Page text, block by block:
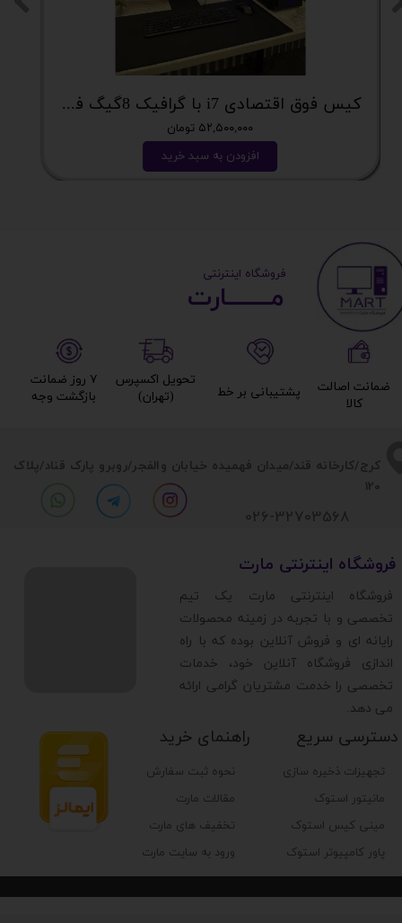
کیس فوق اقتصادی i7 با گرافیک 8گیگ فوق اکونومی کد 2162
۵۲,۵۰۰,۰۰۰ تومان
افزودن به سبد خرید
​​کرج/کارخانه قند/میدان فهمیده خیابان والفجر/روبرو پارک قناد/پلاک
120
تجهیزات ذخیره سازی
مانیتور استوک
مینی کیس استوک
پاور کامپیوتر استوک
دسترسی سریع راهنمای خرید
نحوه ثبت سفارش
مقالات مارت
تخفیف های مارت
ورود به سایت مارت
​فروشگاه اینترنتی مارت
​فروشگاه اینترنتی مارت یک تیم
تخصصی و با تجربه در زمینه محصولات
رایانه ای و فروش آنلاین بوده که با راه
اندازی فروشگاه آنلاین خود، خدمات
تخصصی را خدمت مشتریان گرامی ارائه
می دهد.
026-32703568
مــــــــارت​​​​​​
​ ​فروشگاه اینترنتی
۷ روز ضمانت
بازگشت وجه​​​​​​​
تحویل اکسپرس
(تهران)​​​​​​​
پشتیبانی بر خط​​​​​​​
ضمانت اصالت
کالا​​​​​​​